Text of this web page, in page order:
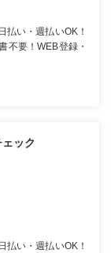
い・週払いOK！
要！WEB登録・
ック
い・週払いOK！